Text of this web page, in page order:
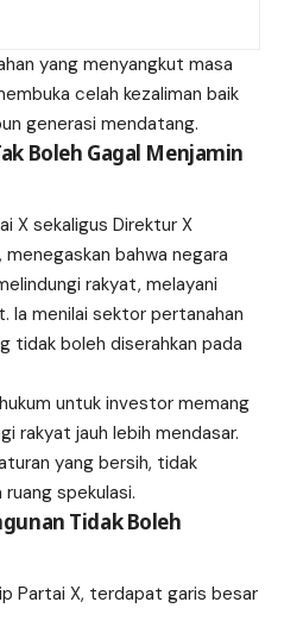
yang menyangkut masa
celah kezaliman baik
generasi mendatang.
Boleh Gagal Menjamin
X sekaligus Direktur X
bahwa negara
rakyat, melayani
Ia menilai sektor pertanahan
tidak boleh diserahkan pada
untuk investor memang
rakyat jauh lebih mendasar.
yang bersih, tidak
spekulasi.
Tidak Boleh
Partai X, terdapat garis besar